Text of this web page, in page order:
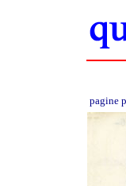
pagine